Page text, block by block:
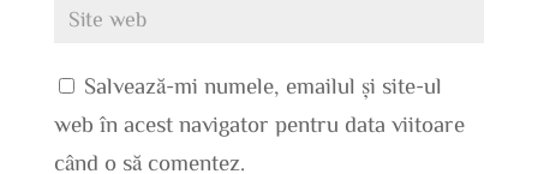
Salvează-mi numele, emailul și site-ul
web în acest navigator pentru data viitoare
când o să comentez.